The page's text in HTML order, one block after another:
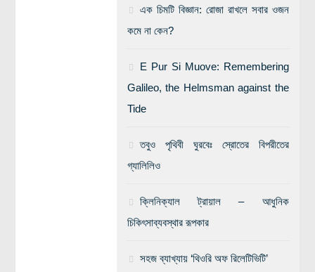
এক চিমটি বিজ্ঞান: রোজা রাখলে সবার ওজন
কমে না কেন?
E Pur Si Muove: Remembering
Galileo, the Helmsman against the
Tide
তবুও পৃথিবী ঘুরবেঃ স্রোতের বিপরীতের
গ্যালিলিও
ক্লিনিক্যাল ট্রায়াল – আধুনিক
চিকিৎসাব্যবস্থার রূপকার
সহজ ব্যাখ্যায় ‘থিওরি অফ রিলেটিভিটি’